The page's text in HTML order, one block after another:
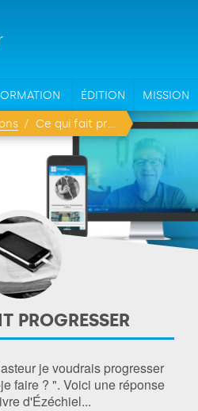
ÉDITION MISSION
Ce qui fait progresser
PROGRESSER
je voudrais progresser
faire ? ". Voici une réponse
d'Ézéchiel...